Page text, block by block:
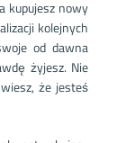
kupujesz nowy
kolejnych
od dawna
żyjesz. Nie
że jesteś